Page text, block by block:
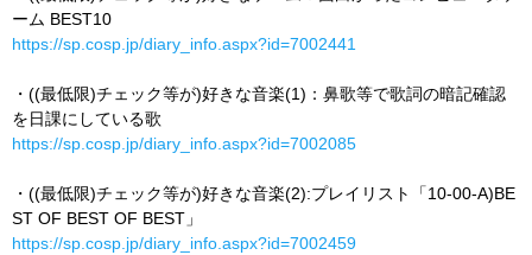
ーム BEST10
https://sp.cosp.jp/diary_info.aspx?id=7002441
・((最低限)チェック等が)好きな音楽(1)：鼻歌等で歌詞の暗記確認
を日課にしている歌
https://sp.cosp.jp/diary_info.aspx?id=7002085
・((最低限)チェック等が)好きな音楽(2):プレイリスト「10-00-A)BE
ST OF BEST OF BEST」
https://sp.cosp.jp/diary_info.aspx?id=7002459